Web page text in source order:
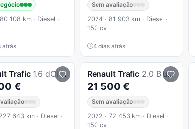
108 km · Diesel ·
atrás
Sem avaliação
2024 · 81 903 km · Diesel ·
150 cv
4 dias atrás
Trafic 1.6 dCi L2H1 1.2T SS
€
643 km · Diesel ·
Renault Trafic 2.0 Blue dCi L2H1 IP
21 500 €
Sem avaliação
2022 · 72 453 km · Diesel ·
150 cv